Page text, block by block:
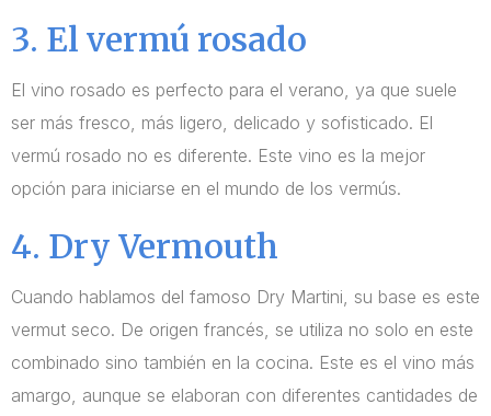
3. El vermú rosado
El vino rosado es perfecto para el verano, ya que suele
ser más fresco, más ligero, delicado y sofisticado. El
vermú rosado no es diferente. Este vino es la mejor
opción para iniciarse en el mundo de los vermús.
4. Dry Vermouth
Cuando hablamos del famoso Dry Martini, su base es este
vermut seco. De origen francés, se utiliza no solo en este
combinado sino también en la cocina. Este es el vino más
amargo, aunque se elaboran con diferentes cantidades de